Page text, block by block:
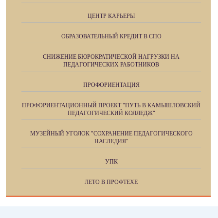
ЦЕНТР КАРЬЕРЫ
ОБРАЗОВАТЕЛЬНЫЙ КРЕДИТ В СПО
СНИЖЕНИЕ БЮРОКРАТИЧЕСКОЙ НАГРУЗКИ НА
ПЕДАГОГИЧЕСКИХ РАБОТНИКОВ
ПРОФОРИЕНТАЦИЯ
ПРОФОРИЕНТАЦИОННЫЙ ПРОЕКТ "ПУТЬ В КАМЫШЛОВСКИЙ
ПЕДАГОГИЧЕСКИЙ КОЛЛЕДЖ"
МУЗЕЙНЫЙ УГОЛОК "СОХРАНЕНИЕ ПЕДАГОГИЧЕСКОГО
НАСЛЕДИЯ"
УПК
ЛЕТО В ПРОФТЕХЕ